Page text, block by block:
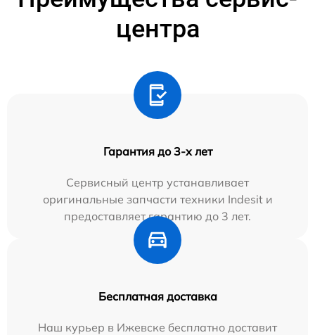
центра
Гарантия до 3-х лет
Сервисный центр устанавливает
оригинальные запчасти техники Indesit и
предоставляет гарантию до 3 лет.
Бесплатная доставка
Наш курьер в Ижевске бесплатно доставит